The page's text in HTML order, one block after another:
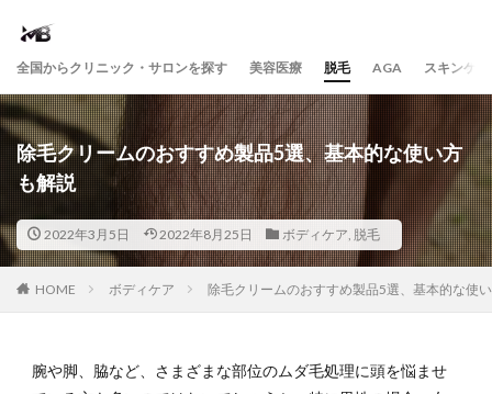
全国からクリニック・サロンを探す 美容医療 脱毛 AGA スキンケア
除毛クリームのおすすめ製品5選、基本的な使い方
も解説
2022年3月5日 2022年8月25日 ボディケア, 脱毛
HOME ボディケア 除毛クリームのおすすめ製品5選、基本的な使
腕や脚、脇など、さまざまな部位のムダ毛処理に頭を悩ませ